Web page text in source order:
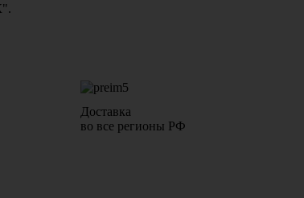
Доставка
во все регионы РФ